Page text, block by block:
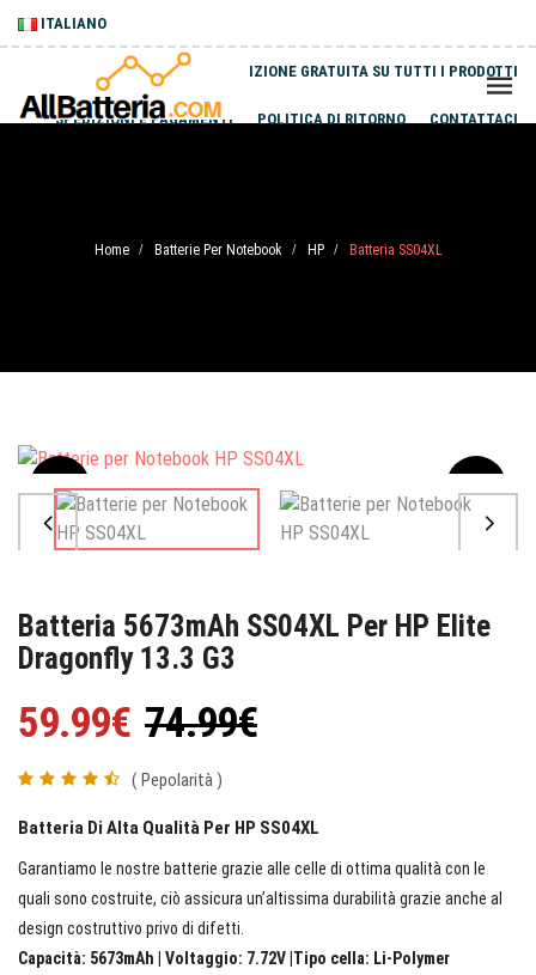
ITALIANO
SPEDIZIONE GRATUITA SU TUTTI I PRODOTTI
SPEDIZIONI E PAGAMENTI POLITICA DI RITORNO CONTATTACI
Home / Batterie Per Notebook / HP / Batteria SS04XL
Sale
Batteria 5673mAh SS04XL Per HP Elite
Dragonfly 13.3 G3
59.99€ 74.99€
( Pepolarità )
Batteria Di Alta Qualità Per HP SS04XL
Garantiamo le nostre batterie grazie alle celle di ottima qualità con le
quali sono costruite, ciò assicura un’altissima durabilità grazie anche al
design costruttivo privo di difetti.
Capacità: 5673mAh | Voltaggio: 7.72V |Tipo cella: Li-Polymer